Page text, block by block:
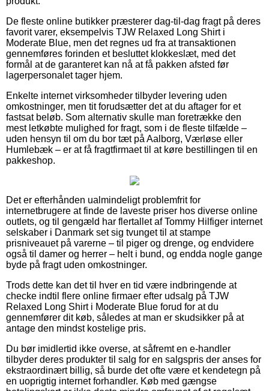
De fleste online butikker præsterer dag-til-dag fragt på deres
favorit varer, eksempelvis TJW Relaxed Long Shirt i
Moderate Blue, men det regnes ud fra at transaktionen
gennemføres forinden et besluttet klokkeslæt, med det
formål at de garanteret kan nå at få pakken afsted før
lagerpersonalet tager hjem.
Enkelte internet virksomheder tilbyder levering uden
omkostninger, men tit forudsætter det at du aftager for et
fastsat beløb. Som alternativ skulle man foretrække den
mest letkøbte mulighed for fragt, som i de fleste tilfælde –
uden hensyn til om du bor tæt på Aalborg, Værløse eller
Humlebæk – er at få fragtfirmaet til at køre bestillingen til en
pakkeshop.
Det er efterhånden ualmindeligt problemfrit for
internetbrugere at finde de laveste priser hos diverse online
outlets, og til gengæld har flertallet af Tommy Hilfiger internet
selskaber i Danmark set sig tvunget til at stampe
prisniveauet på varerne – til piger og drenge, og endvidere
også til damer og herrer – helt i bund, og endda nogle gange
byde på fragt uden omkostninger.
Trods dette kan det til hver en tid være indbringende at
checke indtil flere online firmaer efter udsalg på TJW
Relaxed Long Shirt i Moderate Blue forud for at du
gennemfører dit køb, således at man er skudsikker på at
antage den mindst kostelige pris.
Du bør imidlertid ikke overse, at såfremt en e-handler
tilbyder deres produkter til salg for en salgspris der anses for
ekstraordinært billig, så burde det ofte være et kendetegn på
en uoprigtig internet forhandler. Køb med gængse